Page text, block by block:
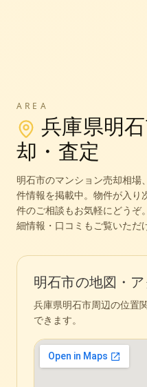
AREA
兵庫県明
却・査定
明石市のマンション売却相場
件情報を掲載中。 物件が入り
件のご相談もお気軽にどうぞ。
細情報・口コミもご覧いただ
明石市の地図・ア
兵庫県明石市周辺の位置
できます。